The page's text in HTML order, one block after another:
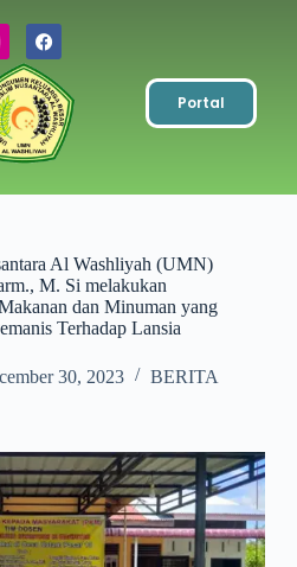
Portal
Al Washliyah (UMN)
M. Si melakukan
dan Minuman yang
Terhadap Lansia
30, 2023 BERITA